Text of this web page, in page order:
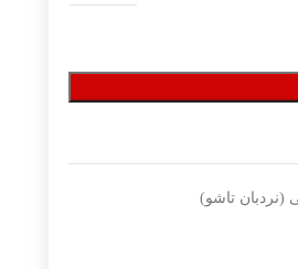
(نردبان تاشو)